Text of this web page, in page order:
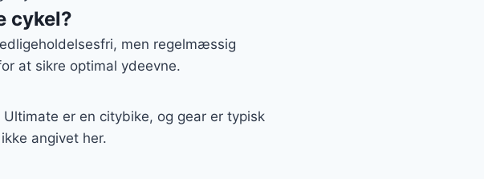
cykel?
men regelmæssig
at sikre optimal ydeevne.
er en citybike, og gear er typisk
angivet her.